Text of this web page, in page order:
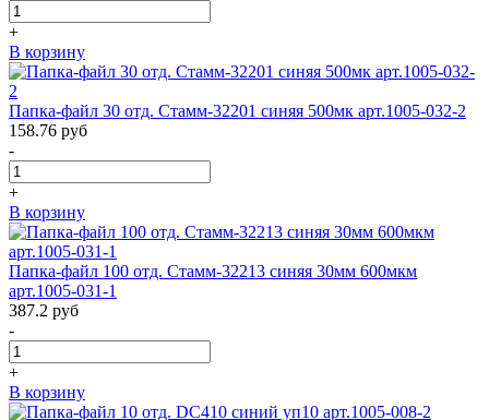
+
В корзину
Папка-файл 30 отд. Стамм-32201 синяя 500мк арт.1005-032-2
158.76 руб
-
+
В корзину
Папка-файл 100 отд. Стамм-32213 синяя 30мм 600мкм
арт.1005-031-1
387.2 руб
-
+
В корзину